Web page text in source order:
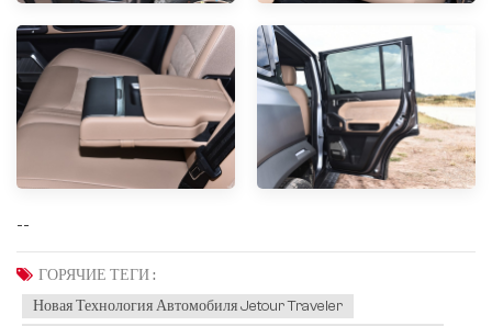
--
ГОРЯЧИЕ ТЕГИ :
Новая Технология Автомобиля Jetour Traveler